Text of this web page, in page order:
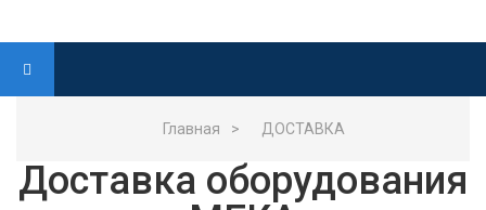
Главная > ДОСТАВКА
Доставка оборудования